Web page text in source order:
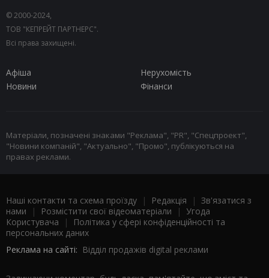
© 2000-2024,
ТОВ "КЕПРЕЙТ ПАРТНЕРС".
Всі права захищені.
Афіша
Нерухомість
Новини
Фінанси
Матеріали, позначені знаками "Реклама", "PR", "Спецпроект",
"Новини компаній", "Актуально", "Промо", публікуються на
правах реклами.
Наші контакти та схема проїзду | Редакція | Зв'язатися з
нами | Розмістити свої відеоматеріали | Угода
Користувача |
Політика у сфері конфіденційності та
персональних даних
Реклама на сайті: Відділ продажів digital реклами